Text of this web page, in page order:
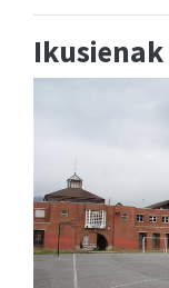
Ikusienak